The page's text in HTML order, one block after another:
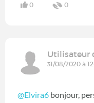
0 0
Utilisateur
31/08/2020 à
@Elvira6 bonjour,